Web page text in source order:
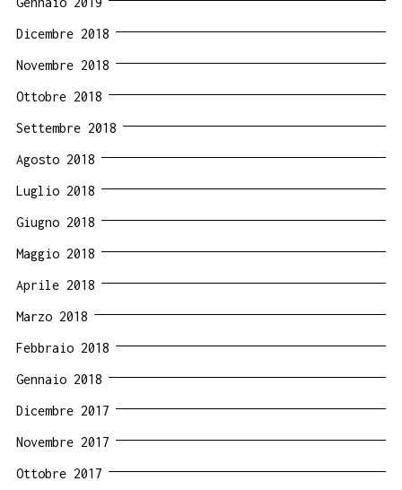
Dicembre 2018
Novembre 2018
Ottobre 2018
Settembre 2018
Agosto 2018
Luglio 2018
Giugno 2018
Maggio 2018
Aprile 2018
Marzo 2018
Febbraio 2018
Gennaio 2018
Dicembre 2017
Novembre 2017
Ottobre 2017